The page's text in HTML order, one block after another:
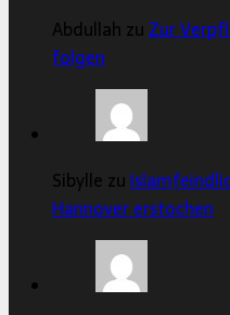
Abdullah zu Zur
folgen
Sibylle zu
Hannover erstochen